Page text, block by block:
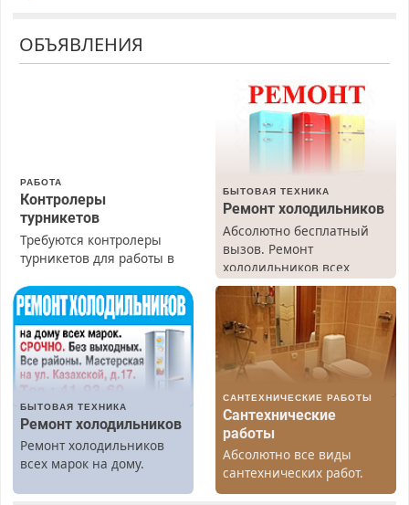
ОБЪЯВЛЕНИЯ
РАБОТА
Контролеры
турникетов
Требуются контролеры
турникетов для работы в
(мужчины, женщины).
Прием по ТК РФ. График
работы любой.
Бесплатное проживание.
З/п – до 96000 рублей до
вычета налогов.
Ежемесячно
выплачивается денежная
премия. Возможно
бесплатное обучение,
получение документов,
работа инспектором по
БЫТОВАЯ ТЕХНИКА
Ремонт холодильников
Абсолютно бесплатный
вызов. Ремонт
холодильников всех
марок на дому, с
гарантией. Все р-ны.
Срочно. Без выходных.
Пенсионерам – скидки до
40%. Мастер со стажем.
БЫТОВАЯ ТЕХНИКА
Ремонт холодильников
Ремонт холодильников
всех марок на дому.
САНТЕХНИЧЕСКИЕ РАБОТЫ
Сантехнические
работы
Абсолютно все виды
сантехнических работ.
Быстро. Качественно.